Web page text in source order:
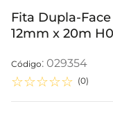
Fita Dupla-
12mm x 20m
: 029354
☆☆☆☆☆ (0)
4º
4